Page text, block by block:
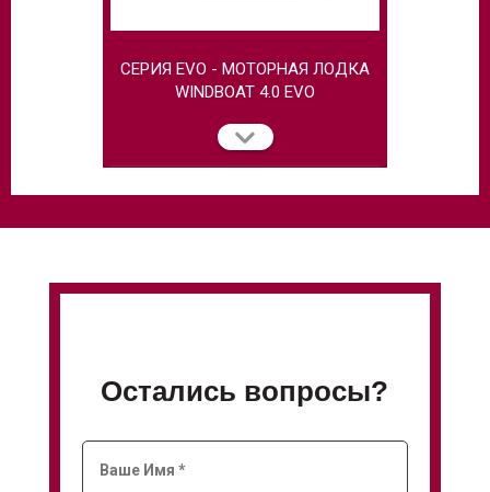
СЕРИЯ EVO - МОТОРНАЯ ЛОДКА
WINDBOAT 4.0 EVO
Остались вопросы?